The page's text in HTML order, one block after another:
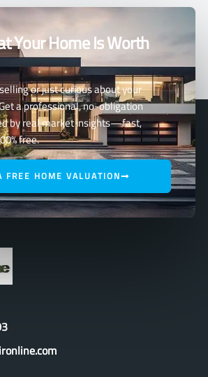
Your Home Is Worth
or just curious about your
a professional, no-obligation
by real market insights—fast,
free.
FREE HOME VALUATION